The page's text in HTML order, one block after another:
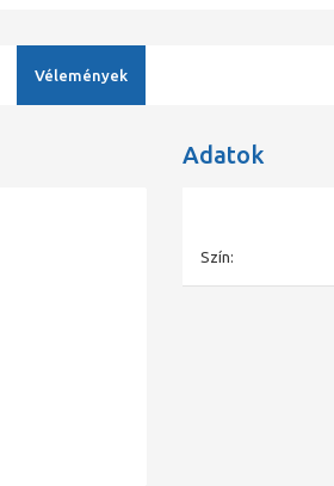
Vélemények
Adatok
Szín: